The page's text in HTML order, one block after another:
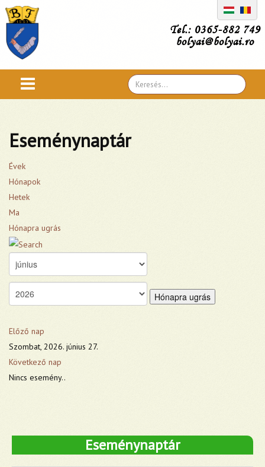
Tel.: 0365-882 749
bolyai@bolyai.ro
Search
...
Eseménynaptár
Évek
Hónapok
Hetek
Ma
Hónapra ugrás
Hónapra ugrás
Előző nap
Szombat, 2026. június 27.
Következő nap
Nincs esemény..
Eseménynaptár